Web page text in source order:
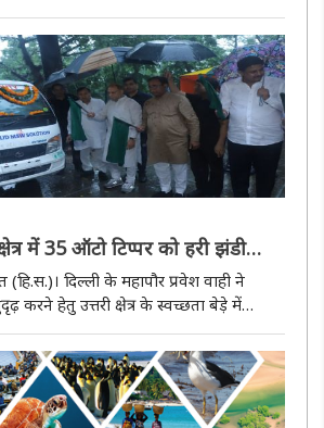
पहनाकर और ढोल-नगाड़ों की गूंज ..
में 35 ऑटो टिप्पर को हरी झंडी
में किया शामिल
दिल्ली के महापौर प्रवेश वाही ने
करने हेतु उत्तरी क्षेत्र के स्वच्छता बेड़े में
वाही ने दिल्ली की सफाई के प्रति अपनी..